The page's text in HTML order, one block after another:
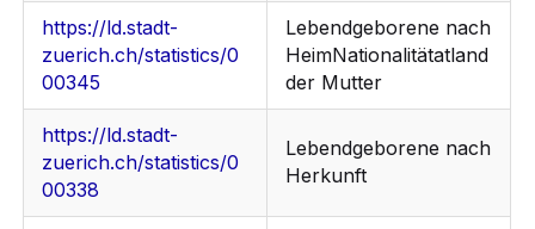
https://ld.stadt-
zuerich.ch/statistics/0
00345
Lebendgeborene nach
HeimNationalitätatland
der Mutter
https://ld.stadt-
zuerich.ch/statistics/0
00338
Lebendgeborene nach
Herkunft